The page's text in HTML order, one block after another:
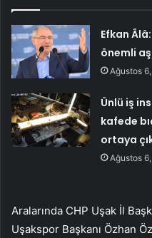
Efkan
önemli
Ağustos
Ünlü iş
kafede
ortaya
Ağustos
Aralarında CHP Uşak İl
Uşakspor Başkanı Özhan